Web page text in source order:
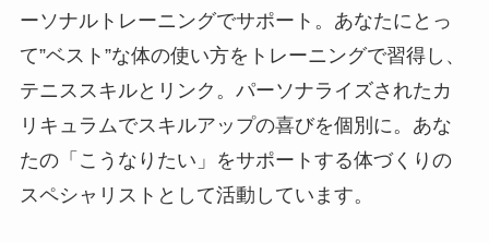
ーソナルトレーニングでサポート。あなたにとっ
て”ベスト”な体の使い方をトレーニングで習得し、
テニススキルとリンク。パーソナライズされたカ
リキュラムでスキルアップの喜びを個別に。あな
たの「こうなりたい」をサポートする体づくりの
スペシャリストとして活動しています。